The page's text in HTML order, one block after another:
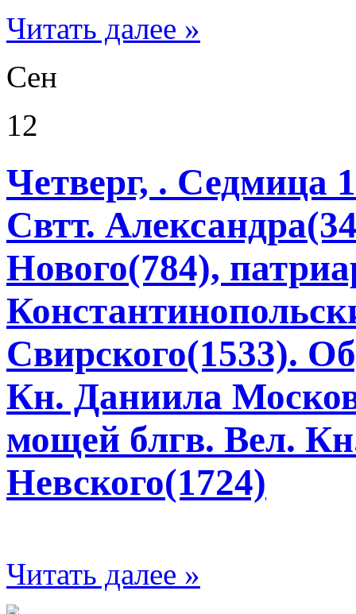
Читать далее »
Сен
12
Четверг, . Седмица
Свтт.
Нового(784),
Свирского(1533).
Кн. Даниила
мощей блгв. Вел.
Невского(1724)
Читать далее »